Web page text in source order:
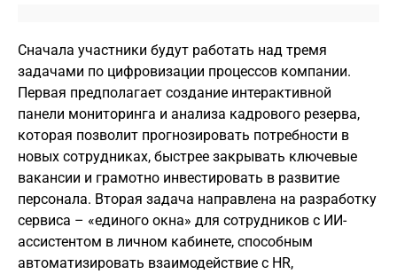
Сначала участники будут работать над тремя
задачами по цифровизации процессов компании.
Первая предполагает создание интерактивной
панели мониторинга и анализа кадрового резерва,
которая позволит прогнозировать потребности в
новых сотрудниках, быстрее закрывать ключевые
вакансии и грамотно инвестировать в развитие
персонала. Вторая задача направлена на разработку
сервиса – «единого окна» для сотрудников с ИИ-
ассистентом в личном кабинете, способным
автоматизировать взаимодействие с HR,